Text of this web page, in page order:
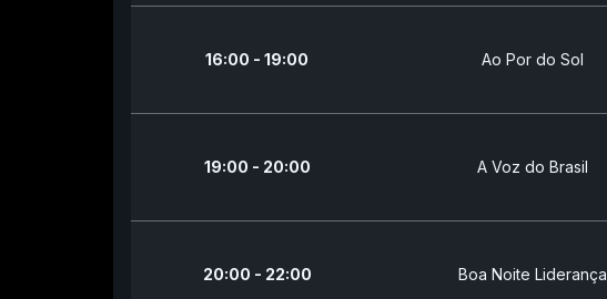
16:00 - 19:00
Ao Por do Sol
19:00 - 20:00
A Voz do Brasil
20:00 - 22:00 Boa Noite Liderança